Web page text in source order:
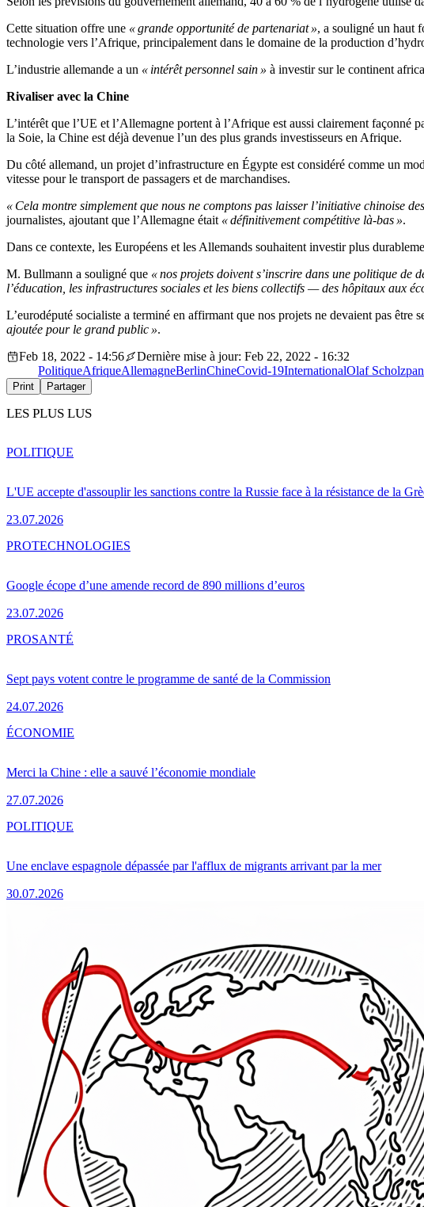
Cette situation offre une « grande opportunité de partenariat », a souligné un haut
technologie vers l’Afrique, principalement dans le domaine de la production
L’industrie allemande a un « intérêt personnel sain » à investir sur le continent
Rivaliser avec la Chine
L’intérêt que l’UE et l’Allemagne portent à l’Afrique est aussi clairement façonné
la Soie, la Chine est déjà devenue l’un des plus grands investisseurs en Afrique.
Du côté allemand, un projet d’infrastructure en Égypte est considéré comme un
vitesse pour le transport de passagers et de marchandises.
« Cela montre simplement que nous ne comptons pas laisser l’initiative chinoise
journalistes, ajoutant que l’Allemagne était « définitivement compétitive là-bas ».
Dans ce contexte, les Européens et les Allemands souhaitent investir plus
M. Bullmann a souligné que « nos projets doivent s’inscrire dans une politique de
l’éducation, les infrastructures sociales et les biens collectifs — des hôpitaux aux
L’eurodéputé socialiste a terminé en affirmant que nos projets ne devaient pas être
ajoutée pour le grand public ».
Feb 18, 2022 - 14:56
Dernière mise à jour: Feb 22, 2022 - 16:32
PolitiqueAfriqueAllemagneBerlinChineCovid-19InternationalOlaf Scholz
Print Partager
LES PLUS LUS
L'UE accepte d'assouplir les sanctions contre la Russie face à la résistance de la
23.07.2026
POLITIQUE
Google écope d’une amende record de 890 millions d’euros
23.07.2026
PROTECHNOLOGIES
Sept pays votent contre le programme de santé de la Commission
24.07.2026
PROSANTÉ
Merci la Chine : elle a sauvé l’économie mondiale
27.07.2026
ÉCONOMIE
Une enclave espagnole dépassée par l'afflux de migrants arrivant par la mer
30.07.2026
POLITIQUE